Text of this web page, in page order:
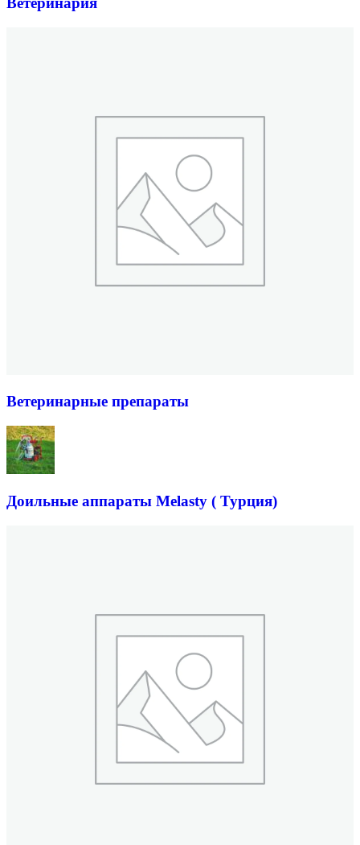
Ветеринарные препараты
Доильные аппараты Melasty ( Турция)